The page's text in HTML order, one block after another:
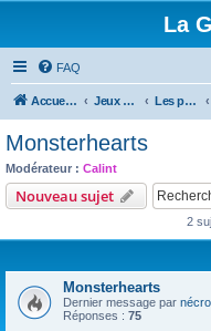
La
FAQ
Accueil du forum Jeux de rôles Les parties de la Guilde
Monsterhearts
Modérateur : Calint
Nouveau sujet
2
Monsterhearts
Dernier message par
Réponses : 75